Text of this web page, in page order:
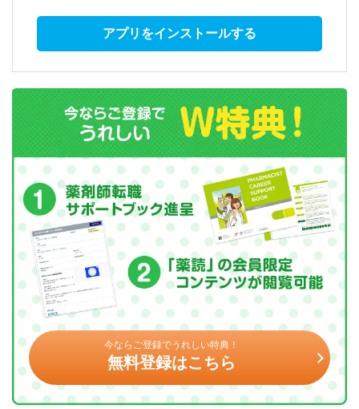
アプリをインストールする
今ならご登録でうれしい特典！
無料登録はこちら